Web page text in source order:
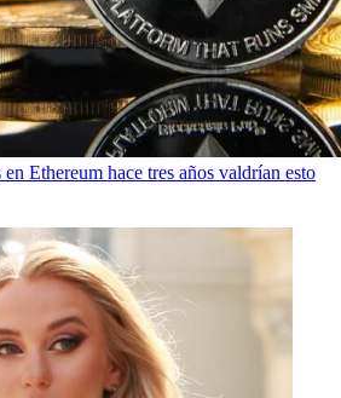
Ethereum hace tres años valdrían esto